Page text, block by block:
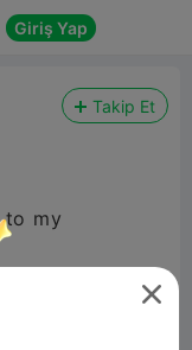
Giriş Yap
Takip Et
my
Ender PLA in
in an hour and
